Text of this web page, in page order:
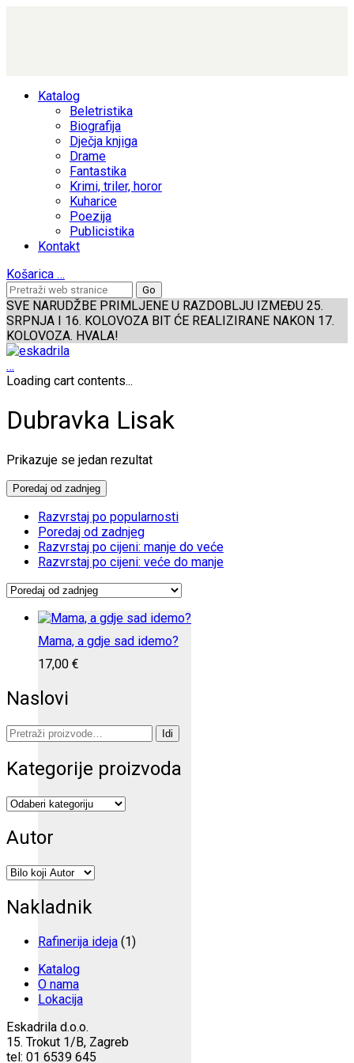
Katalog
Beletristika
Biografija
Dječja knjiga
Drame
Fantastika
Krimi, triler, horor
Kuharice
Poezija
Publicistika
Kontakt
Košarica …
SVE NARUDŽBE PRIMLJENE U RAZDOBLJU IZMEĐU 25.
SRPNJA I 16. KOLOVOZA BIT ĆE REALIZIRANE NAKON 17.
KOLOVOZA. HVALA!
…
Loading cart contents...
Dubravka Lisak
Prikazuje se jedan rezultat
Poredaj od zadnjeg
Razvrstaj po popularnosti
Poredaj od zadnjeg
Razvrstaj po cijeni: manje do veće
Razvrstaj po cijeni: veće do manje
Mama, a gdje sad idemo?
17,00 €
Naslovi
Pretraži: Idi
Kategorije proizvoda
Autor
Nakladnik
Rafinerija ideja (1)
Katalog
O nama
Lokacija
Eskadrila d.o.o.
15. Trokut 1/B, Zagreb
tel: 01 6539 645